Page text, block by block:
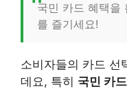
국민 카드 혜택을
를 즐기세요!
소비자들의 카드 선
데요, 특히 국민 카드